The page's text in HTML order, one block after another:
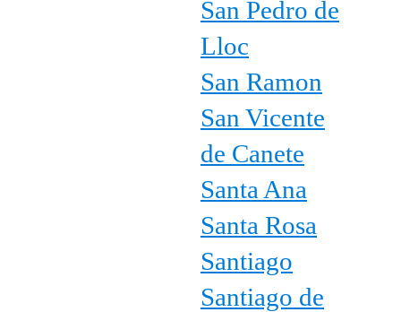
San Pedro de
Lloc
San Ramon
San Vicente
de Canete
Santa Ana
Santa Rosa
Santiago
Santiago de